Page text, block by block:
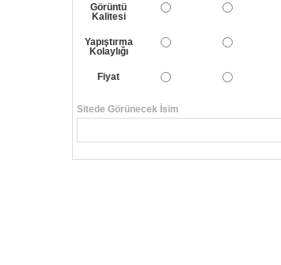
Görüntü
Kalitesi
Yapıştırma
Kolaylığı
Fiyat
Sitede Görünecek İsim